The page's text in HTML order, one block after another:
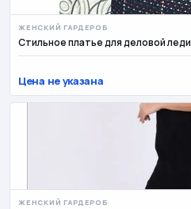
ЖЕНСКИЙ ГАРДЕРОБ
Стильное платье для деловой леди
Цена не указана
ЖЕНСКИЙ ГАРДЕРОБ